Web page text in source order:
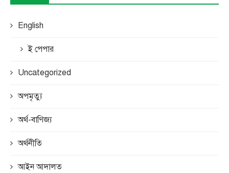
English
ই পেপার
Uncategorized
অপমৃত্যু
অর্থ-বাণিজ্য
অর্থনীতি
আইন আদালত